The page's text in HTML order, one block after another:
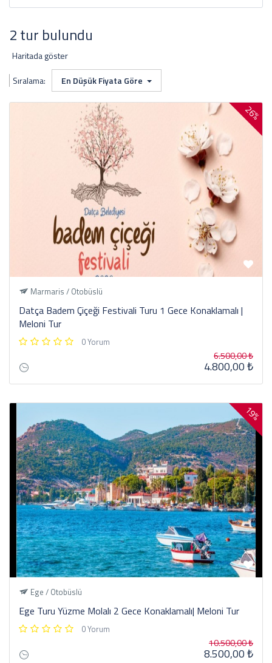
2 tur bulundu
Haritada göster
Sıralama:
En Düşük Fiyata Göre
26%
Marmaris / Otobüslü
Datça Badem Çiçeği Festivali Turu 1 Gece Konaklamalı |
Meloni Tur
0 Yorum
6.500,00 ₺
4.800,00 ₺
19%
Ege / Otobüslü
Ege Turu Yüzme Molalı 2 Gece Konaklamalı| Meloni Tur
0 Yorum
10.500,00 ₺
8.500,00 ₺